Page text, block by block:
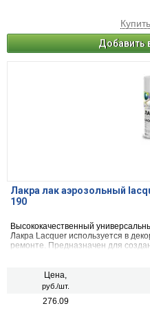
Добавить
Лакра лак аэрозольный
190
Высококачественный
Лакра Lacquer используется в
ремонте. Предназначен для
поверхностей (керамика, камень,
внутренних работ.
Цена,
руб./шт.
276.09